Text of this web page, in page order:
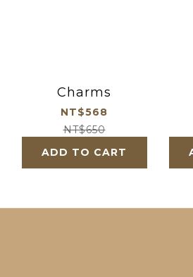
Charms
NT$568
NT$650
ADD TO CART